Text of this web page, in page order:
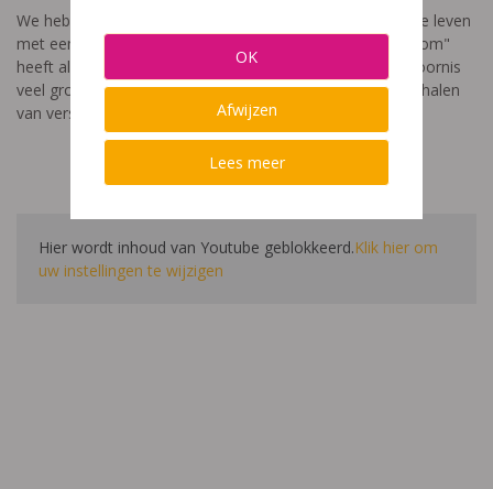
We hebben een video gemaakt die toont hoe het is om te leven
met een leerstoornis. De film met als titel: "Ik heet niet dom"
heeft als doel aan te tonen dat de impact van een leerstoornis
veel groter is dan enkel wat je ziet in de klas. Je hoort verhalen
van verschillende leerlingen en ouders.
Hier wordt inhoud van Youtube geblokkeerd.Klik hier om
uw instellingen te wijzigen
OK
Afwijzen
Lees meer